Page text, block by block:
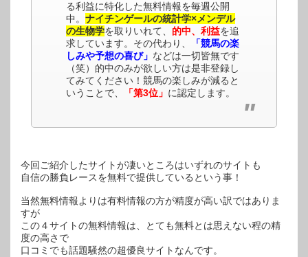
る利益に特化した無料情報を毎週公開
中。 ナイチンゲールの統計学×メンデル
の生物学を取りいれて、 的中、利益を追
求しています。その代わり、
「競馬の楽
しみや予想の喜び」 などは一切皆無です
（笑）的中のみが欲しい方は是非登録し
てみてください！競馬の楽しみが減ると
いうことで、
「第3位」 に認定します。
今回ご紹介したサイトが凄いところはいずれのサイトも
自信の勝負レースを無料で提供しているという事！
当然無料情報よりは有料情報の方が精度が高い訳ではありま
すが
この４サイトの無料情報は、とても無料とは思えない程の精
度の高さで
口コミでも話題騒然の超優良サイトなんです。